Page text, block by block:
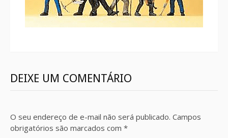
DEIXE UM COMENTÁRIO
O seu endereço de e-mail não será publicado. Campos
obrigatórios são marcados com *